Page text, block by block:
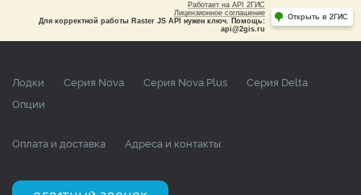
Работает на API 2ГИС
Лицензионное соглашение
Для корректной работы Raster JS API нужен ключ. Помощь:
api@2gis.ru
Открыть в 2ГИС
Лодки Серия Nova Серия Nova Plus
Серия Delta
Опции
Оплата и доставка Адреса и контакты